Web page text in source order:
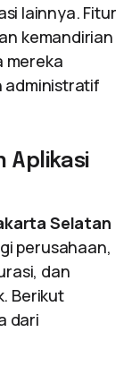
lainnya. Fitur
kemandirian
mereka
administratif
Aplikasi
Selatan
perusahaan,
dan
Berikut
dari